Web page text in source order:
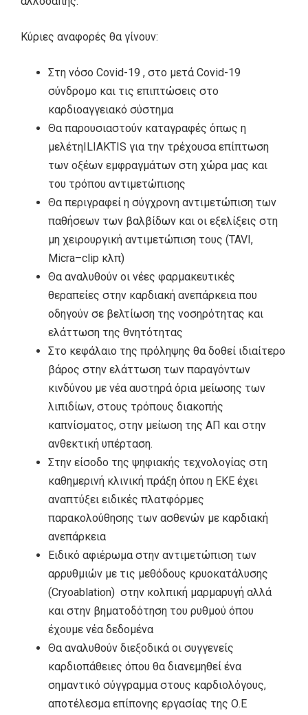
Κύριες αναφορές θα γίνουν:
Στη νόσο Covid-19 , στο μετά Covid-19
σύνδρομο και τις επιπτώσεις στο
καρδιοαγγειακό σύστημα
Θα παρουσιαστούν καταγραφές όπως η
μελέτηILIAKTIS για την τρέχουσα επίπτωση
των οξέων εμφραγμάτων στη χώρα μας και
του τρόπου αντιμετώπισης
Θα περιγραφεί η σύγχρονη αντιμετώπιση των
παθήσεων των βαλβίδων και οι εξελίξεις στη
μη χειρουργική αντιμετώπιση τους (TAVI,
Micra–clip κλπ)
Θα αναλυθούν οι νέες φαρμακευτικές
θεραπείες στην καρδιακή ανεπάρκεια που
οδηγούν σε βελτίωση της νοσηρότητας και
ελάττωση της θνητότητας
Στο κεφάλαιο της πρόληψης θα δοθεί ιδιαίτερο
βάρος στην ελάττωση των παραγόντων
κινδύνου με νέα αυστηρά όρια μείωσης των
λιπιδίων, στους τρόπους διακοπής
καπνίσματος, στην μείωση της ΑΠ και στην
ανθεκτική υπέρταση.
Στην είσοδο της ψηφιακής τεχνολογίας στη
καθημερινή κλινική πράξη όπου η ΕΚΕ έχει
αναπτύξει ειδικές πλατφόρμες
παρακολούθησης των ασθενών με καρδιακή
ανεπάρκεια
Ειδικό αφιέρωμα στην αντιμετώπιση των
αρρυθμιών με τις μεθόδους κρυοκατάλυσης
(Cryoablation) στην κολπική μαρμαρυγή αλλά
και στην βηματοδότηση του ρυθμού όπου
έχουμε νέα δεδομένα
Θα αναλυθούν διεξοδικά οι συγγενείς
καρδιοπάθειες όπου θα διανεμηθεί ένα
σημαντικό σύγγραμμα στους καρδιολόγους,
αποτέλεσμα επίπονης εργασίας της Ο.Ε